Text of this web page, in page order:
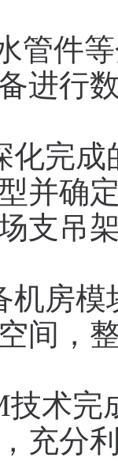
件等
进行
完成
并确
支吊
房模
间，
术完
，充分